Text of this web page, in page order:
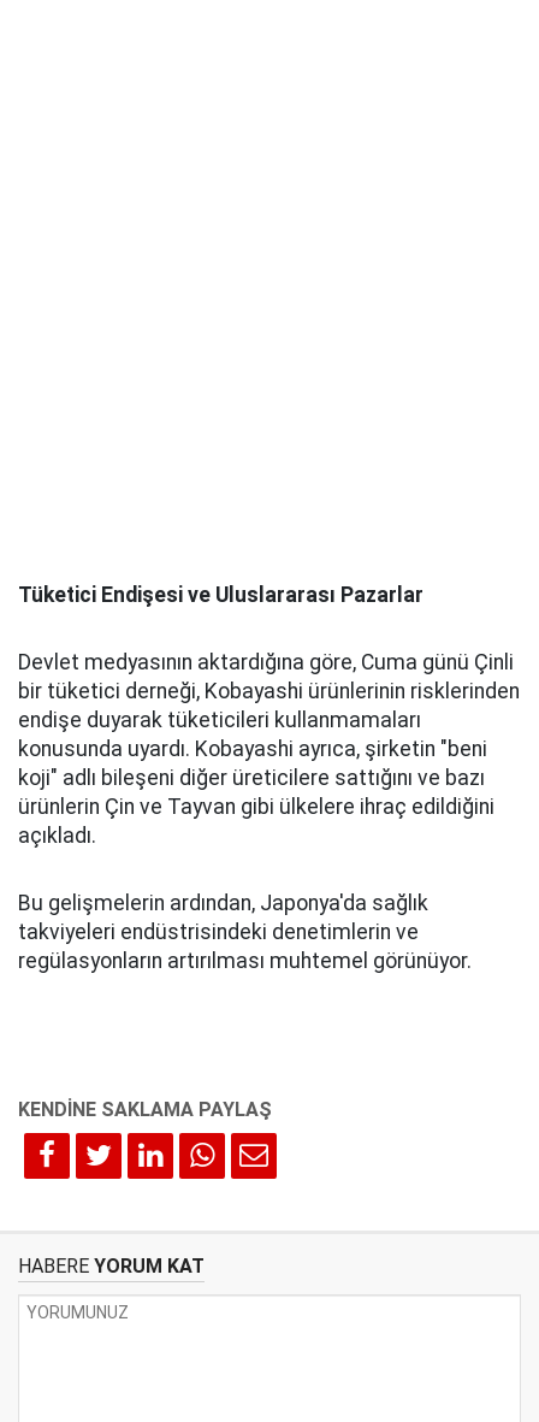
Tüketici Endişesi ve Uluslararası Pazarlar
Devlet medyasının aktardığına göre, Cuma günü Çinli
bir tüketici derneği, Kobayashi ürünlerinin risklerinden
endişe duyarak tüketicileri kullanmamaları
konusunda uyardı. Kobayashi ayrıca, şirketin "beni
koji" adlı bileşeni diğer üreticilere sattığını ve bazı
ürünlerin Çin ve Tayvan gibi ülkelere ihraç edildiğini
açıkladı.
Bu gelişmelerin ardından, Japonya'da sağlık
takviyeleri endüstrisindeki denetimlerin ve
regülasyonların artırılması muhtemel görünüyor.
HABERE YORUM KAT